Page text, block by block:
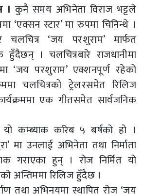
। कुनै समय अभिनेता विराज भट्टले
‘एक्सन स्टार’ मा रुपमा चिनिन्थे ।
‘जय परशुराम’ मार्फत
हुँदैछन् । चलचित्रबारे राजधानीमा
‘जय परशुराम’ एक्शनपूर्ण रहेको
चलचित्रको ट्रेलरसमेत रिलिज
एक गीतसमेत सार्वजनिक
यो कम्ब्याक करिब ५ बर्षको हो ।
मा उनलाई अभिनेता तथा निर्माता
गराएका हुन् । रोज निर्मित यो
अन्तिममा रिलिज हुँदैछ ।
तथा अभिनयमा स्थापित रोज ‘जय